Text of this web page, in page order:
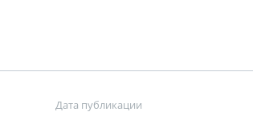
Дата публикации